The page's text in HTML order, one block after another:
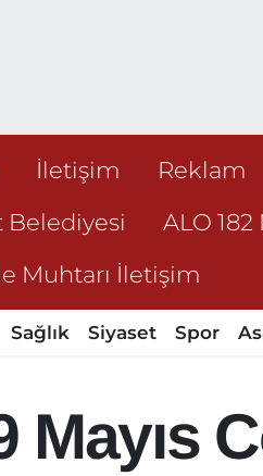
İletişim Reklam
Belediyesi
ALO 182
Muhtarı İletişim
Sağlık Siyaset Spor
Mayıs